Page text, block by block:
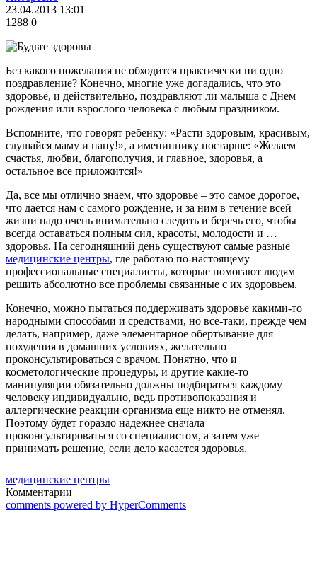
23.04.2013 13:01
1288 0
Без какого пожелания не обходится практически ни одно
поздравление? Конечно, многие уже догадались, что это
здоровье, и действительно, поздравляют ли малыша с Днем
рождения или взрослого человека с любым праздником.
Вспомните, что говорят ребенку: «Расти здоровым, красивым,
слушайся маму и папу!», а имениннику постарше: «Желаем
счастья, любви, благополучия, и главное, здоровья, а
остальное все приложится!»
Да, все мы отлично знаем, что здоровье – это самое дорогое,
что дается нам с самого рождение, и за ним в течение всей
жизни надо очень внимательно следить и беречь его, чтобы
всегда оставаться полным сил, красоты, молодости и …
здоровья. На сегодняшний день существуют самые разные
медицинские центры, где работаю по-настоящему
профессиональные специалисты, которые помогают людям
решить абсолютно все проблемы связанные с их здоровьем.
Конечно, можно пытаться поддерживать здоровье какими-то
народными способами и средствами, но все-таки, прежде чем
делать, например, даже элементарное обертывание для
похудения в домашних условиях, желательно
проконсультироваться с врачом. Понятно, что и
косметологические процедуры, и другие какие-то
манипуляции обязательно должны подбираться каждому
человеку индивидуально, ведь противопоказания и
аллергические реакции организма еще никто не отменял.
Поэтому будет гораздо надежнее сначала
проконсультироваться со специалистом, а затем уже
принимать решение, если дело касается здоровья.
медицинские центры
Комментарии
comments powered by HyperComments